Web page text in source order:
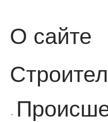
О сайте
·